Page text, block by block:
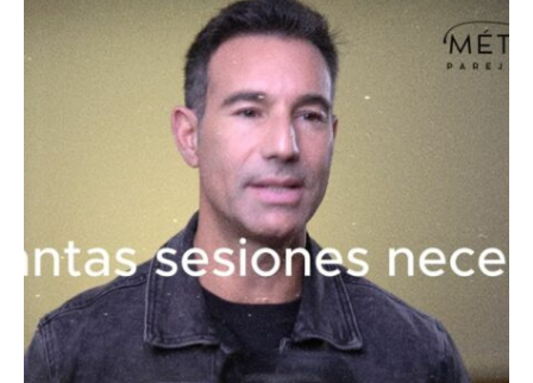
Posted by
ABC
Psicólogos